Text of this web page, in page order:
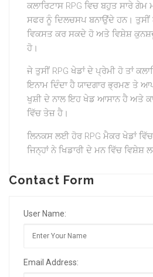
ਕਲਾਰਿਟਾਸ RPG ਵਿਚ ਬਹੁਤ ਸਾਰੇ
ਸਫਰ ਨੂੰ ਦਿਲਚਸਪ ਬਨਾਉਂਦੇ ਹਨ। ਤੁਸੀਂ
ਵਿਕਸਤ ਕਰ ਸਕਦੇ ਹੋ ਅਤੇ ਵਿਸ਼ੇਸ਼
ਹੋ।
ਜੇ ਤੁਸੀਂ RPG ਖੇਡਾਂ ਦੇ ਪ੍ਰੇਮੀ ਹੋ ਤਾਂ
ਇਨਾਮ ਦਿੰਦਾ ਹੈ ਯਾਦਗਾਰ ਭ੍ਰਮਣ ਤੇ
ਖੁਸ਼ੀ ਦੇ ਨਾਲ ਇਹ ਖੇਡ ਆਸਾਨ ਹੈ ਅਤੇ
ਵਿੱਚ ਤੇਜ਼ ਹੈ।
ਲਿਨਕਸ ਲਈ ਹੋਰ RPG ਮੈਕਰ ਖੇਡਾਂ
ਜਿਨ੍ਹਾਂ ਨੇ ਖਿਡਾਰੀ ਦੇ ਮਨ ਵਿੱਚ ਵਿਸ਼ੇਸ਼
Contact Form
User Name:
Email Address: